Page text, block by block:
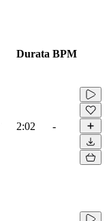
Durata BPM
2:02 -